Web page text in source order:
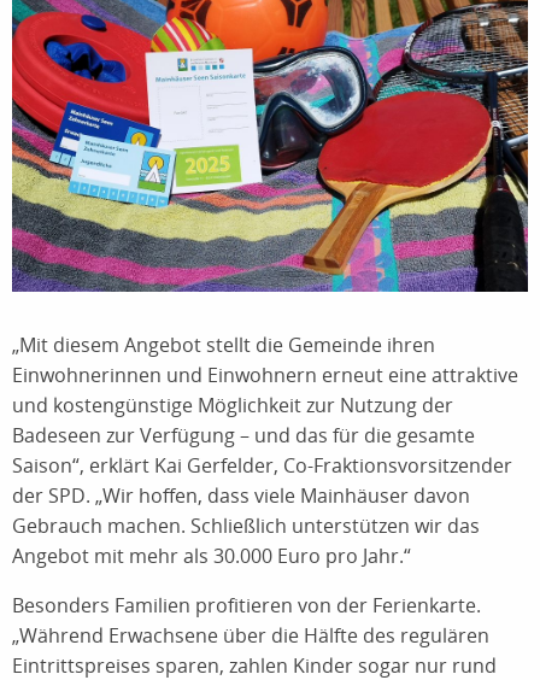
„Mit diesem Angebot stellt die Gemeinde ihren
Einwohnerinnen und Einwohnern erneut eine attraktive
und kostengünstige Möglichkeit zur Nutzung der
Badeseen zur Verfügung – und das für die gesamte
Saison“, erklärt Kai Gerfelder, Co-Fraktionsvorsitzender
der SPD. „Wir hoffen, dass viele Mainhäuser davon
Gebrauch machen. Schließlich unterstützen wir das
Angebot mit mehr als 30.000 Euro pro Jahr.“
Besonders Familien profitieren von der Ferienkarte.
„Während Erwachsene über die Hälfte des regulären
Eintrittspreises sparen, zahlen Kinder sogar nur rund